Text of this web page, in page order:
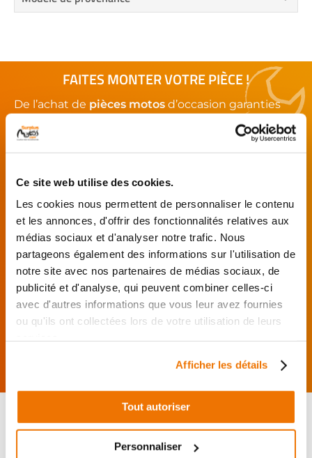
Ce site web utilise des cookies.
Les cookies nous permettent de personnaliser le contenu
et les annonces, d'offrir des fonctionnalités relatives aux
médias sociaux et d'analyser notre trafic. Nous
partageons également des informations sur l'utilisation de
notre site avec nos partenaires de médias sociaux, de
publicité et d'analyse, qui peuvent combiner celles-ci
avec d'autres informations que vous leur avez fournies
ou qu'ils ont collectées lors de votre utilisation de leurs
Afficher les détails
Tout autoriser
Personnaliser
FAITES MONTER VOTRE PIÈCE !
De l’achat de pièces motos d’occasion garanties
moto
retrouvez notre réseau de réparateurs et de
garages partenaires.
présente au garage.
J’effectue ma
directement auprès
du réparateur.
Mes pièces sont livrées et
montées chez le partenaire.